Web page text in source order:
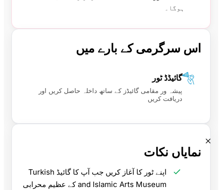
ہوگا۔
اس سرگرمی کے بارے میں
گائیڈڈ ٹور
پیشہ ور مقامی گائیڈز کے ساتھ داخلہ حاصل کریں اور
دریافت کریں
نمایاں نکات
اپنے ٹور کا آغاز کریں جب آپ کا گائیڈ Turkish
and Islamic Arts Museum کے عظیم محرابی